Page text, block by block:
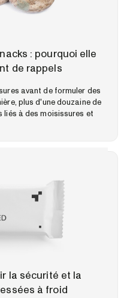
: pourquoi elle
de rappels
avant de formuler des
plus d'une douzaine de
à des moisissures et
la sécurité et la
à froid